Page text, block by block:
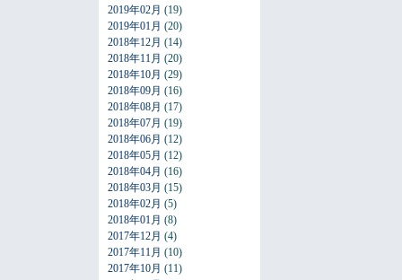
2019年02月 (19)
2019年01月 (20)
2018年12月 (14)
2018年11月 (20)
2018年10月 (29)
2018年09月 (16)
2018年08月 (17)
2018年07月 (19)
2018年06月 (12)
2018年05月 (12)
2018年04月 (16)
2018年03月 (15)
2018年02月 (5)
2018年01月 (8)
2017年12月 (4)
2017年11月 (10)
2017年10月 (11)